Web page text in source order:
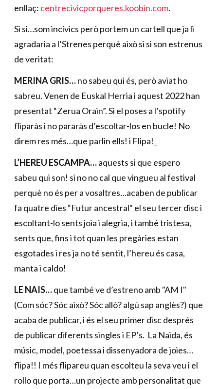
enllaç: centrecivicporqueres.koobin.com.
Si si…som incívics però portem un cartell que ja li
agradaria a l’Strenes perquè això si si son estrenus
de veritat:
MERINA GRIS…no sabeu qui és, però aviat ho
sabreu. Venen de Euskal Herria i aquest 2022 han
presentat “Zerua Orain”. Si el poses a l’spotify
fliparàs i no pararàs d’escoltar-los en bucle! No
direm res més…que parlin ells! i Flipa!_
L’HEREU ESCAMPA…aquests si que espero
sabeu qui son! si no no cal que vingueu al festival
perquè no és per a vosaltres…acaben de publicar
fa quatre dies “Futur ancestral” el seu tercer disc i
escoltant-lo sents joia i alegria, i també tristesa,
sents que, fins i tot quan les pregàries estan
esgotades i res ja no té sentit, l’hereu és casa,
manta i caldo!
LE NAIS…que també ve d’estreno amb "AM I"
(Com sóc? Sóc això? Sóc allò? algú sap anglès?) que
acaba de publicar, i és el seu primer disc després
de publicar diferents singles i EP’s. La Naida, és
músic, model, poetessa i dissenyadora de joies…
flipa!! I més flipareu quan escolteu la seva veu i el
rollo que porta…un projecte amb personalitat que